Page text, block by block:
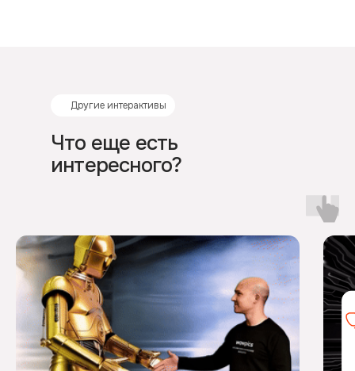
Что еще есть
интересного?
Другие интерактивы